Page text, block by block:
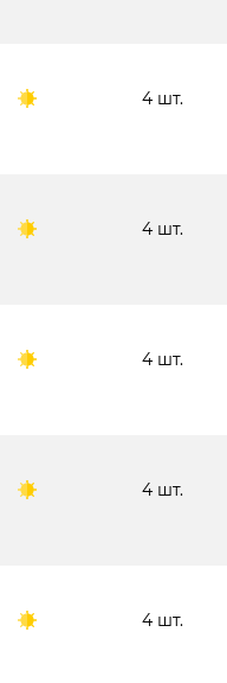
4 шт.
4 шт.
4 шт.
4 шт.
4 шт.